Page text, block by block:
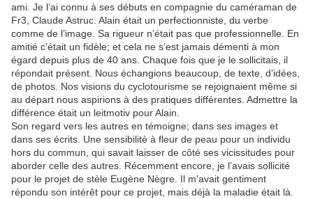
ami. Je l’ai connu à ses débuts en compagnie du caméraman de
Fr3, Claude Astruc. Alain était un perfectionniste, du verbe
comme de l’image. Sa rigueur n’était pas que professionnelle. En
amitié c’était un fidèle; et cela ne s’est jamais démenti à mon
égard depuis plus de 40 ans. Chaque fois que je le sollicitais, il
répondait présent. Nous échangions beaucoup, de texte, d’idées,
de photos. Nos visions du cyclotourisme se rejoignaient même si
au départ nous aspirions à des pratiques différentes. Admettre la
différence était un leitmotiv pour Alain.
Son regard vers les autres en témoigne; dans ses images et
dans ses écrits. Une sensibilité à fleur de peau pour un individu
hors du commun, qui savait laisser de côté ses vicissitudes pour
aborder celle des autres. Récemment encore, je l’avais sollicité
pour le projet de stèle Eugène Nègre. Il m’avait gentiment
répondu son intérêt pour ce projet, mais déjà la maladie était là.